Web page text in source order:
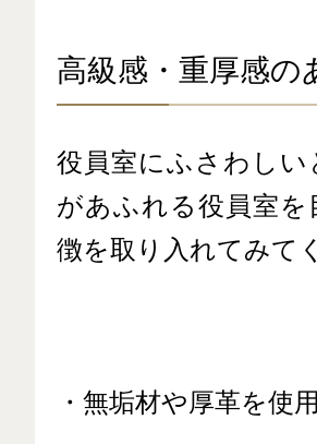
高級感・重厚感の
役員室にふさわし
があふれる役員室
徴を取り入れてみて
・無垢材や厚革を使